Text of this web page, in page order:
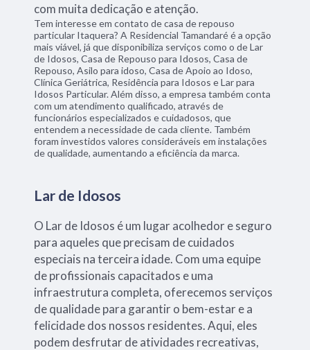
com muita dedicação e atenção.
Tem interesse em contato de casa de repouso
particular Itaquera? A Residencial Tamandaré é a opção
mais viável, já que disponibiliza serviços como o de Lar
de Idosos, Casa de Repouso para Idosos, Casa de
Repouso, Asilo para idoso, Casa de Apoio ao Idoso,
Clínica Geriátrica, Residência para Idosos e Lar para
Idosos Particular. Além disso, a empresa também conta
com um atendimento qualificado, através de
funcionários especializados e cuidadosos, que
entendem a necessidade de cada cliente. Também
foram investidos valores consideráveis em instalações
de qualidade, aumentando a eficiência da marca.
Lar de Idosos
O Lar de Idosos é um lugar acolhedor e seguro
para aqueles que precisam de cuidados
especiais na terceira idade. Com uma equipe
de profissionais capacitados e uma
infraestrutura completa, oferecemos serviços
de qualidade para garantir o bem-estar e a
felicidade dos nossos residentes. Aqui, eles
podem desfrutar de atividades recreativas,